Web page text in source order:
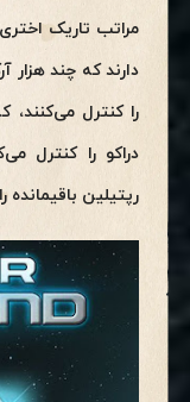
مراتب تاریک
دارند که چند هزار
را کنترل می‌کنند،
دراکو را کنترل
رپتیلین باقیمانده